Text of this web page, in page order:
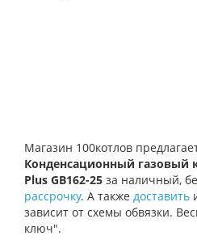
Магазин 100котлов
Конденсационный газовый
Plus GB162-25 за наличный,
рассрочку. А также доставить
зависит от схемы обвязки.
ключ".